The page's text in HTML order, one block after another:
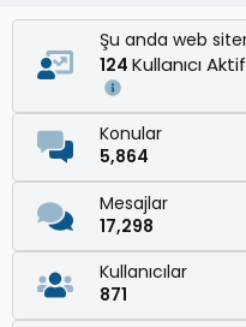
124 Kullanıcı Aktif
Konular
5,864
Mesajlar
17,298
Kullanıcılar
871